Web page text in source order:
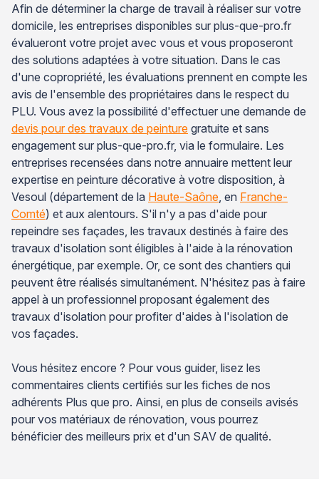
Afin de déterminer la charge de travail à réaliser sur votre
domicile, les entreprises disponibles sur plus-que-pro.fr
évalueront votre projet avec vous et vous proposeront
des solutions adaptées à votre situation. Dans le cas
d'une copropriété, les évaluations prennent en compte les
avis de l'ensemble des propriétaires dans le respect du
PLU. Vous avez la possibilité d'effectuer une demande de
devis pour des travaux de peinture gratuite et sans
engagement sur plus-que-pro.fr, via le formulaire. Les
entreprises recensées dans notre annuaire mettent leur
expertise en peinture décorative à votre disposition, à
Vesoul (département de la Haute-Saône , en Franche-
Comté) et aux alentours. S'il n'y a pas d'aide pour
repeindre ses façades, les travaux destinés à faire des
travaux d'isolation sont éligibles à l'aide à la rénovation
énergétique, par exemple. Or, ce sont des chantiers qui
peuvent être réalisés simultanément. N'hésitez pas à faire
appel à un professionnel proposant également des
travaux d'isolation pour profiter d'aides à l'isolation de
vos façades.
Vous hésitez encore ? Pour vous guider, lisez les
commentaires clients certifiés sur les fiches de nos
adhérents Plus que pro. Ainsi, en plus de conseils avisés
pour vos matériaux de rénovation, vous pourrez
bénéficier des meilleurs prix et d'un SAV de qualité.